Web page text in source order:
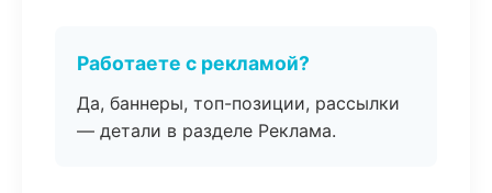
Работаете с рекламой?
Да, баннеры, топ-позиции, рассылки
— детали в разделе Реклама.